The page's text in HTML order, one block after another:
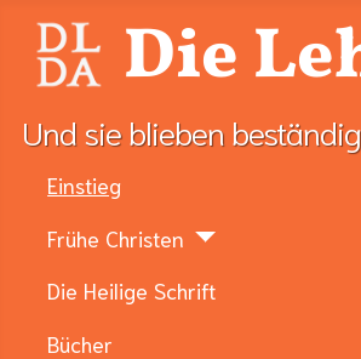
Die
Und sie blieben
Einstieg
Frühe Christen
Die Heilige Schrift
Bücher